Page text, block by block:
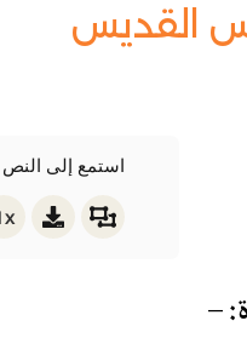
القديس
استمع إلى النص
–